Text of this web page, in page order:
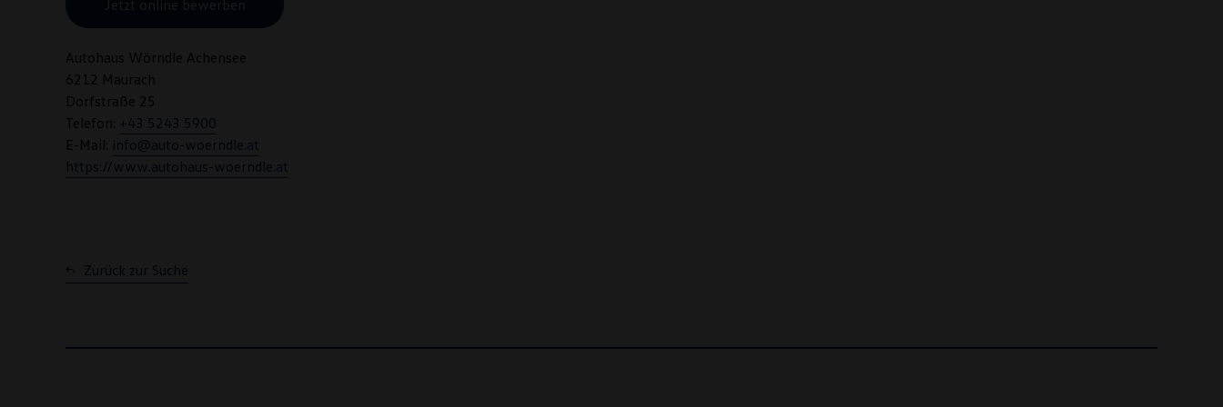
Jetzt online bewerben
Autohaus Wörndle Achensee
6212 Maurach
Dorfstraße 25
Telefon: +43 5243 5900
E-Mail: info@auto-woerndle.at
https://www.autohaus-woerndle.at
Zurück zur Suche